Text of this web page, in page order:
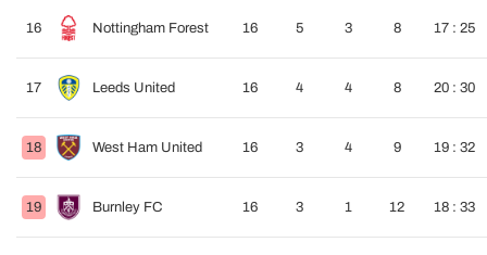
16 Nottingham Forest 16 5 3 8 17 : 25
17 Leeds United 16 4 4 8 20 : 30
18 West Ham United 16 3 4 9 19 : 32
19 Burnley FC 16 3 1 12 18 : 33